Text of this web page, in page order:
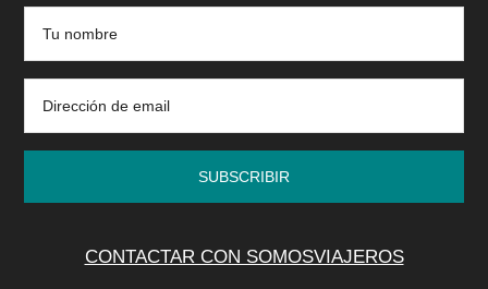
CONTACTAR CON SOMOSVIAJEROS